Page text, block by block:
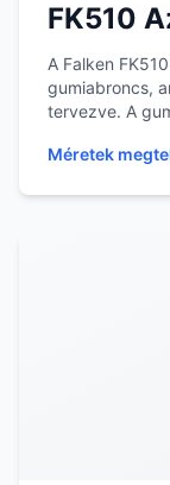
FK510
A Falken
gumiabroncs,
tervezve. A
Méretek